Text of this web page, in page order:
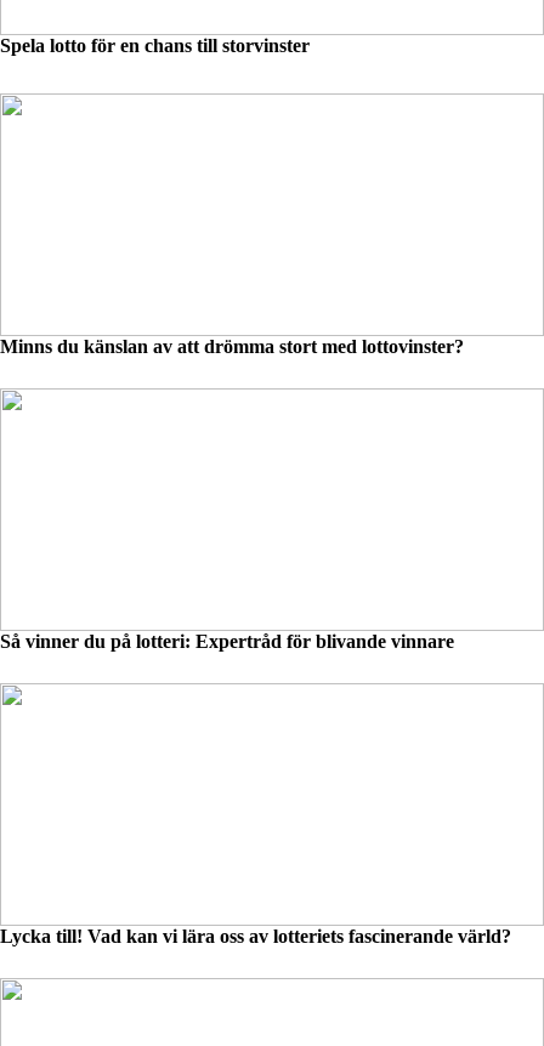
Spela lotto för en chans till storvinster
Minns du känslan av att drömma stort med lottovinster?
Så vinner du på lotteri: Expertråd för blivande vinnare
Lycka till! Vad kan vi lära oss av lotteriets fascinerande värld?